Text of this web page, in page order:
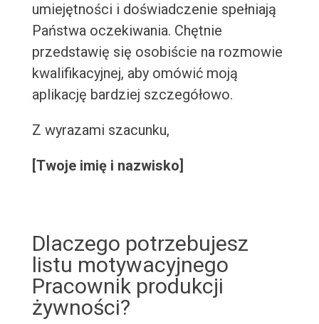
umiejętności i doświadczenie spełniają
Państwa oczekiwania. Chętnie
przedstawię się osobiście na rozmowie
kwalifikacyjnej, aby omówić moją
aplikację bardziej szczegółowo.
Z wyrazami szacunku,
[Twoje imię i nazwisko]
Dlaczego potrzebujesz
listu motywacyjnego
Pracownik produkcji
żywności?